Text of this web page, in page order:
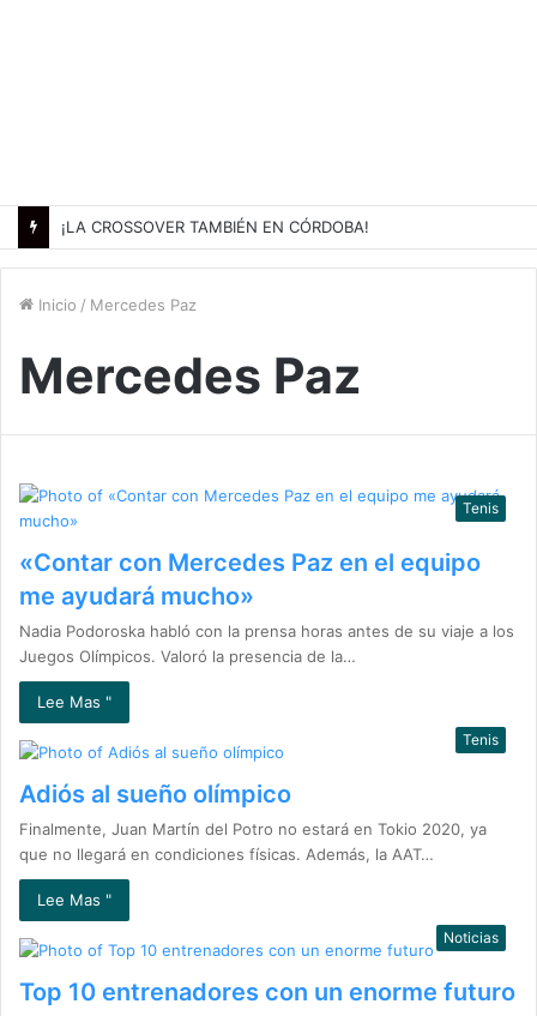
¡LA CROSSOVER TAMBIÉN EN CÓRDOBA!
Inicio / Mercedes Paz
Mercedes Paz
Tenis
«Contar con Mercedes Paz en el equipo
me ayudará mucho»
Nadia Podoroska habló con la prensa horas antes de su viaje a los
Juegos Olímpicos. Valoró la presencia de la…
Lee Mas "
Tenis
Adiós al sueño olímpico
Finalmente, Juan Martín del Potro no estará en Tokio 2020, ya
que no llegará en condiciones físicas. Además, la AAT…
Lee Mas "
Noticias
Top 10 entrenadores con un enorme futuro